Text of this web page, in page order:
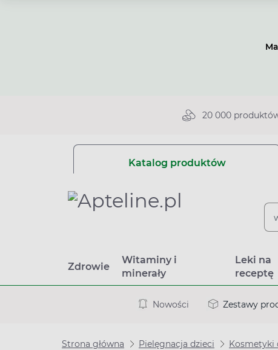
20 000
Katalog produktów
Zdrowie
Witaminy i
minerały
Leki na
receptę
Nowości Zestawy
Strona główna Pielęgnacja dzieci Kosmetyki